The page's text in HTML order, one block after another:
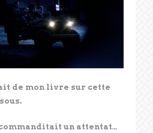
de mon livre sur cette
un attentat…